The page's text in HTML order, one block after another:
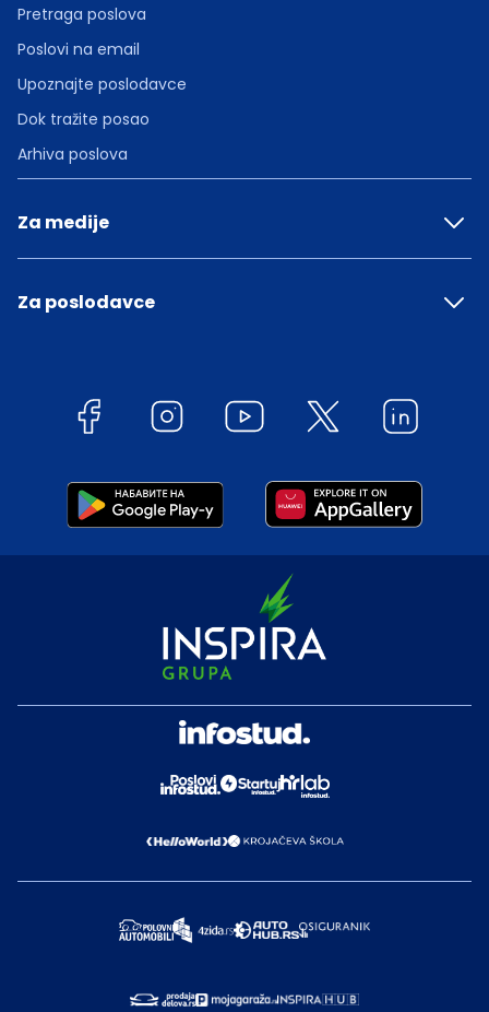
Pretraga poslova
Poslovi na email
Upoznajte poslodavce
Dok tražite posao
Arhiva poslova
Za medije
Za poslodavce